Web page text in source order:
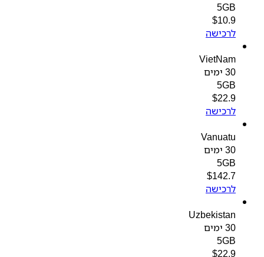
5GB
$10.9
לרכישה
VietNam
5GB
$22.9
לרכישה
Vanuatu
5GB
$142.7
לרכישה
Uzbekistan
5GB
$22.9